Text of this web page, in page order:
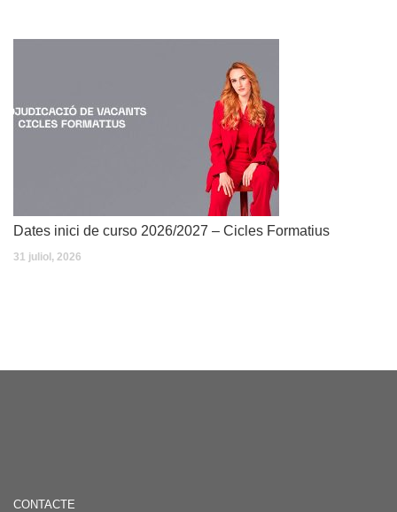
Dates inici de curso 2026/2027 – Cicles Formatius
31 juliol, 2026
CONTACTE